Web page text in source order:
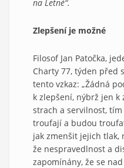
na Letné“.
Zlepšení je možné
Filosof Jan Patočka,
Charty 77, týden před
tento vzkaz: „Žádná
k zlepšení, nýbrž jen k
strach a servilnost,
troufají a budou
jak zmenšit jejich tlak,
že nespravedlnost a
zapomínány, že se